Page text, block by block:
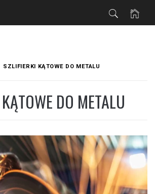
SZLIFIERKI KĄTOWE DO METALU
DO METALU